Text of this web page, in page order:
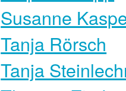
Susanne
Tanja Rörsch
Tanja